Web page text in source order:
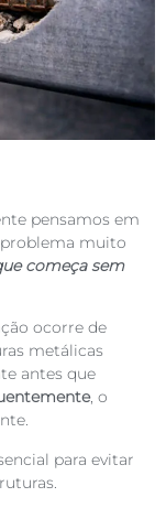
pensamos em
muito
começa sem
ocorre de
metálicas
antes que
, o
para evitar